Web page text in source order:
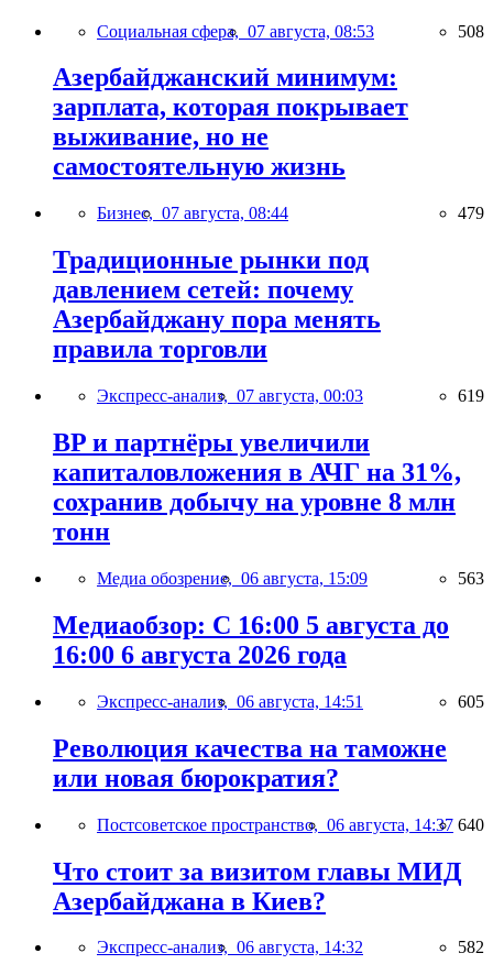
Социальная сфера, 07 августа, 08:53 508
Азербайджанский минимум:
зарплата, которая покрывает
выживание, но не
самостоятельную жизнь
Бизнес, 07 августа, 08:44 479
Традиционные рынки под
давлением сетей: почему
Азербайджану пора менять
правила торговли
Экспресс-анализ, 07 августа, 00:03 619
BP и партнёры увеличили
капиталовложения в АЧГ на 31%,
сохранив добычу на уровне 8 млн
тонн
Медиа обозрение, 06 августа, 15:09 563
Медиаобзор: С 16:00 5 августа до
16:00 6 августа 2026 года
Экспресс-анализ, 06 августа, 14:51 605
Революция качества на таможне
или новая бюрократия?
Постсоветское пространство, 06 августа, 14:37 640
Что стоит за визитом главы МИД
Азербайджана в Киев?
Экспресс-анализ, 06 августа, 14:32 582